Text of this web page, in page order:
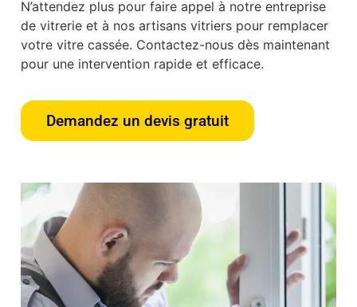
N’attendez plus pour faire appel à notre entreprise
de vitrerie et à nos artisans vitriers pour remplacer
votre vitre cassée. Contactez-nous dès maintenant
pour une intervention rapide et efficace.
Demandez un devis gratuit